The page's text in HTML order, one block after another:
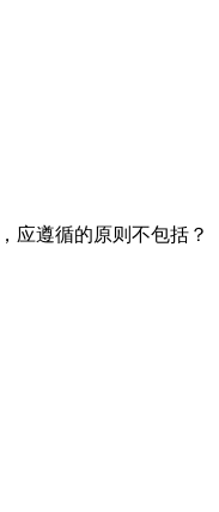
应遵循的原则不包括？